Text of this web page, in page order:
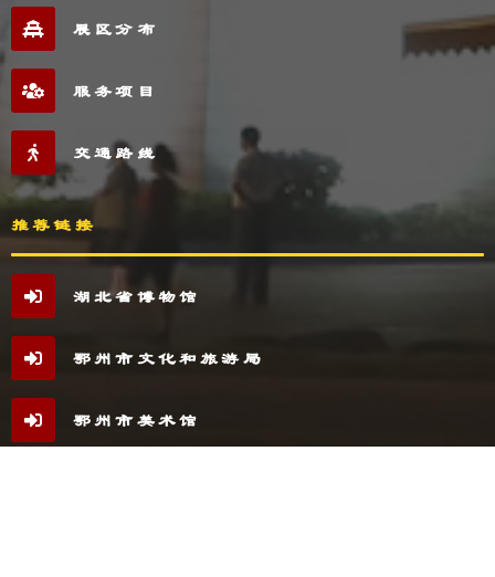
展区分布
服务项目
交通路线
推荐链接
湖北省博物馆
鄂州市文化和旅游局
鄂州市美术馆